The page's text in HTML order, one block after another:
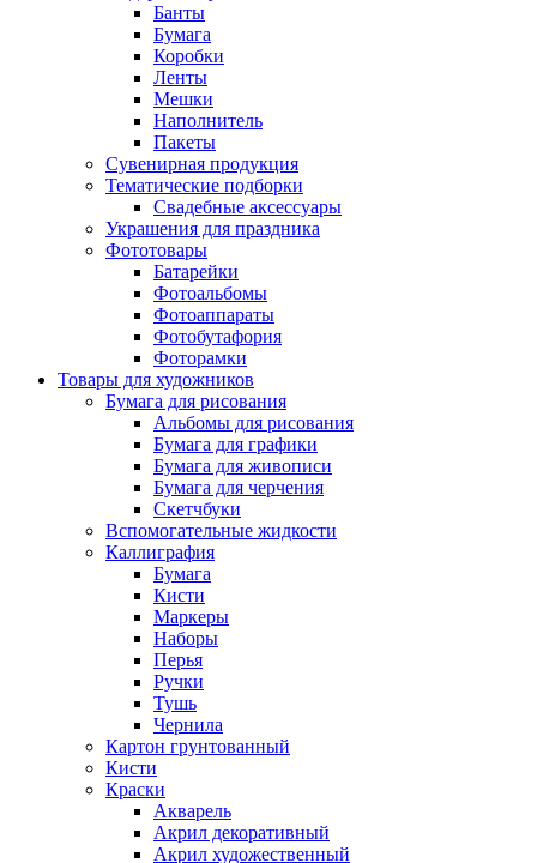
Банты
Бумага
Коробки
Ленты
Мешки
Наполнитель
Пакеты
Сувенирная продукция
Тематические подборки
Свадебные аксессуары
Украшения для праздника
Фототовары
Батарейки
Фотоальбомы
Фотоаппараты
Фотобутафория
Фоторамки
Товары для художников
Бумага для рисования
Альбомы для рисования
Бумага для графики
Бумага для живописи
Бумага для черчения
Скетчбуки
Вспомогательные жидкости
Каллиграфия
Бумага
Кисти
Маркеры
Наборы
Перья
Ручки
Тушь
Чернила
Картон грунтованный
Кисти
Краски
Акварель
Акрил декоративный
Акрил художественный